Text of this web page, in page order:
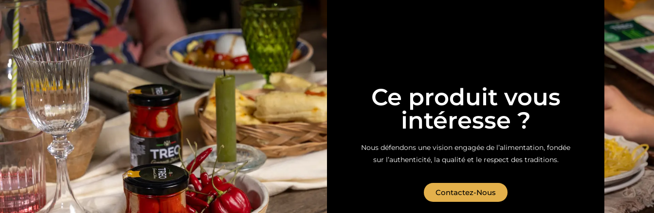
Ce produit vous
intéresse ?
Nous défendons une vision engagée de l’alimentation, fondée
sur l’authenticité, la qualité et le respect des traditions.
Contactez-Nous